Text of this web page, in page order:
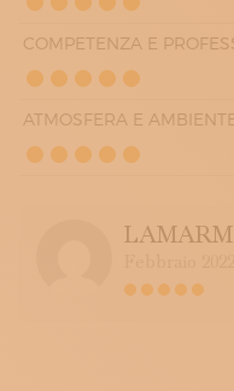
COMPETENZA E
ATMOSFERA E
LAMARM